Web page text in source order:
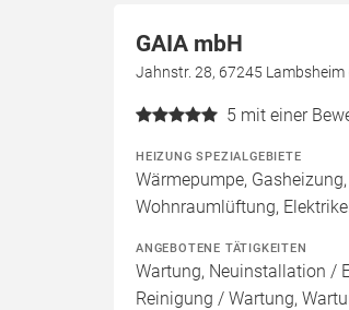
GAIA mbH
Jahnstr. 28, 67245
5 mit einer
HEIZUNG SPEZIALGEBIETE
Wärmepumpe,
Wohnraumlüftung,
ANGEBOTENE TÄTIGKEITEN
Wartung, Neuinstallation /
Reinigung / Wartung,